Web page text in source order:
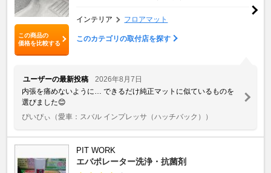
この商品の
価格を比較する
インテリア フロアマット
このカテゴリの取付店を探す
ユーザーの最新投稿
2026年8月7日
内張を痛めないように… できるだけ純正マットに似ているものを
選びました😊
ぴいぴぃ （愛車：スバル インプレッサ（ハッチバック））
PIT WORK
エバポレーター洗浄・抗菌剤